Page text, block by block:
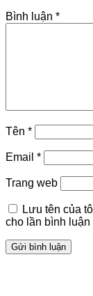
Bình luận *
Tên *
Email *
Trang web
Lưu tên của
cho lần bình luận